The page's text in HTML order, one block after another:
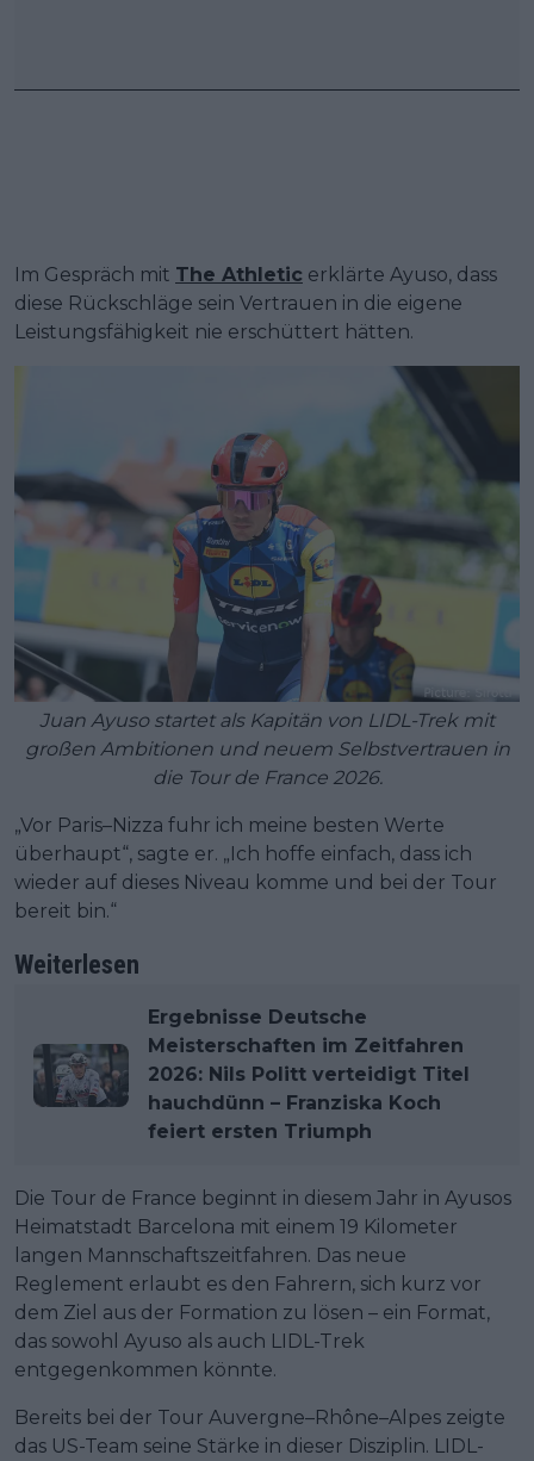
Im Gespräch mit The Athletic erklärte Ayuso, dass
diese Rückschläge sein Vertrauen in die eigene
Leistungsfähigkeit nie erschüttert hätten.
Juan Ayuso startet als Kapitän von LIDL-Trek mit
großen Ambitionen und neuem Selbstvertrauen in
die Tour de France 2026.
„Vor Paris–Nizza fuhr ich meine besten Werte
überhaupt“, sagte er. „Ich hoffe einfach, dass ich
wieder auf dieses Niveau komme und bei der Tour
bereit bin.“
Weiterlesen
Ergebnisse Deutsche
Meisterschaften im Zeitfahren
2026: Nils Politt verteidigt Titel
hauchdünn – Franziska Koch
feiert ersten Triumph
Die Tour de France beginnt in diesem Jahr in Ayusos
Heimatstadt Barcelona mit einem 19 Kilometer
langen Mannschaftszeitfahren. Das neue
Reglement erlaubt es den Fahrern, sich kurz vor
dem Ziel aus der Formation zu lösen – ein Format,
das sowohl Ayuso als auch LIDL-Trek
entgegenkommen könnte.
Bereits bei der Tour Auvergne–Rhône–Alpes zeigte
das US-Team seine Stärke in dieser Disziplin. LIDL-